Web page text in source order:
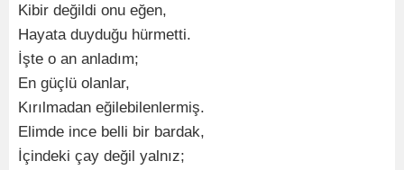
Kibir değildi onu eğen,
Hayata duyduğu hürmetti.
İşte o an anladım;
En güçlü olanlar,
Kırılmadan eğilebilenlermiş.
Elimde ince belli bir bardak,
İçindeki çay değil yalnız;